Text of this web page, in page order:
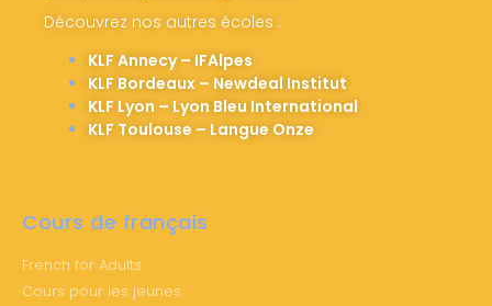
Découvrez nos autres écoles :
KLF Annecy – IFAlpes
KLF Bordeaux – Newdeal Institut
KLF Lyon – Lyon Bleu International
KLF Toulouse – Langue Onze
Cours de français
French for Adults
Cours pour les jeunes